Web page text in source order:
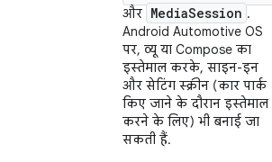
और MediaSession .
Android Automotive OS
पर, व्यू या Compose का
इस्तेमाल करके, साइन-इन
और सेटिंग स्क्रीन (कार पार्क
किए जाने के दौरान इस्तेमाल
करने के लिए) भी बनाई जा
सकती हैं.